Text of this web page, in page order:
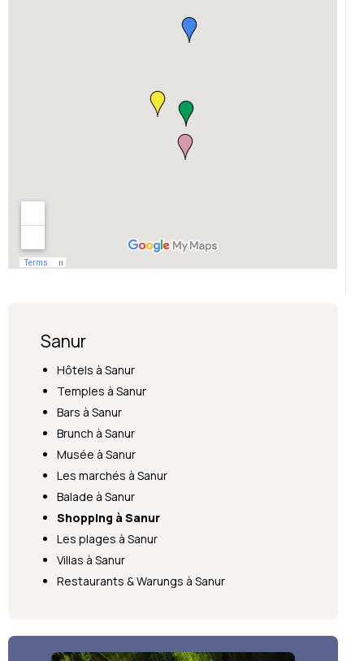
Sanur
Hôtels à Sanur
Temples à Sanur
Bars à Sanur
Brunch à Sanur
Musée à Sanur
Les marchés à Sanur
Balade à Sanur
Shopping à Sanur
Les plages à Sanur
Villas à Sanur
Restaurants & Warungs à Sanur